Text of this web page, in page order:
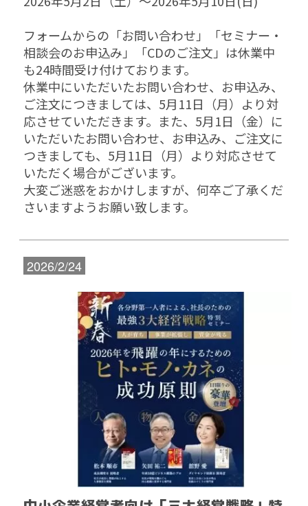
フォームからの「お問い合わせ」「セミナー・
相談会のお申込み」「CDのご注文」は休業中
も24時間受け付けております。
休業中にいただいたお問い合わせ、お申込み、
ご注文につきましては、5月11日（月）より対
応させていただきます。また、5月1日（金）に
いただいたお問い合わせ、お申込み、ご注文に
つきましても、5月11日（月）より対応させて
いただく場合がございます。
大変ご迷惑をおかけしますが、何卒ご了承くだ
さいますようお願い致します。
2026/2/24